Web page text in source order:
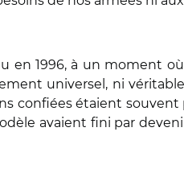
en 1996, à un moment
universel, ni
confiées étaient
avaient fini par